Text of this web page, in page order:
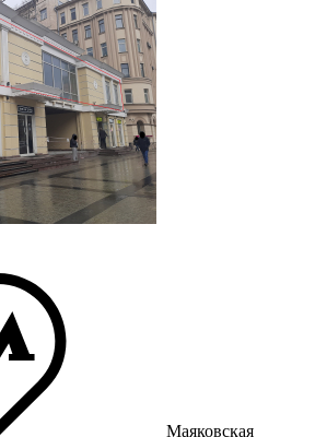
Маяковская